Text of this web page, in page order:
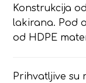
Konstrukcija
lakirana. Pod
od HDPE
Prihvatljive su